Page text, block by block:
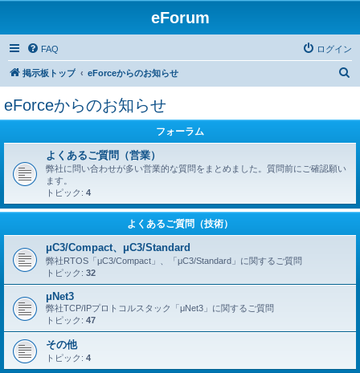
eForum
FAQ ログイン
掲示板トップ eForceからのお知らせ
eForceからのお知らせ
フォーラム
よくあるご質問（営業）
弊社に問い合わせが多い営業的な質問をまとめました。質問前にご確認願い
ます。
トピック: 4
よくあるご質問（技術）
μC3/Compact、μC3/Standard
弊社RTOS「μC3/Compact」、「μC3/Standard」に関するご質問
トピック: 32
μNet3
弊社TCP/IPプロトコルスタック「μNet3」に関するご質問
トピック: 47
その他
トピック: 4